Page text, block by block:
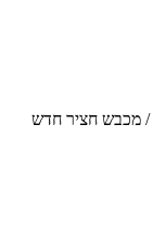
/ מכבש חציר חדש